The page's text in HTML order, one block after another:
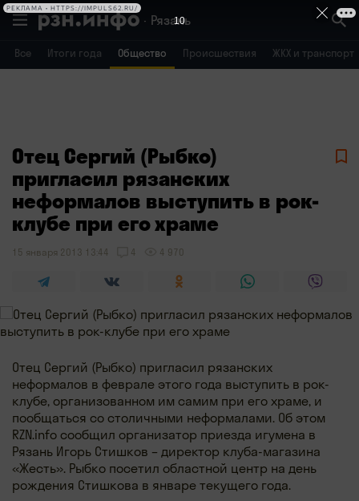
Рязань
Все Итоги года Общество Происшествия ЖКХ и транспорт
Воронеж Брянск
Отец Сергий (Рыбко)
пригласил рязанских
неформалов выступить в рок-
клубе при его храме
15 января 2013 13:44 4 4 970
Отец Сергий (Рыбко) пригласил рязанских
неформалов в феврале этого года выступить в рок-
клубе, организованном им самим при его храме, и
пообщаться со столичными неформалами. Об этом
RZN.info сообщил организатор приезда игумена в
Рязань Игорь Стишков – директор клуба-магазина
«Жесть». Рыбко посетил областной центр на день
рождения Стишкова в январе текущего года.
10
РЕКЛАМА • HTTPS://IMPULS62.RU/